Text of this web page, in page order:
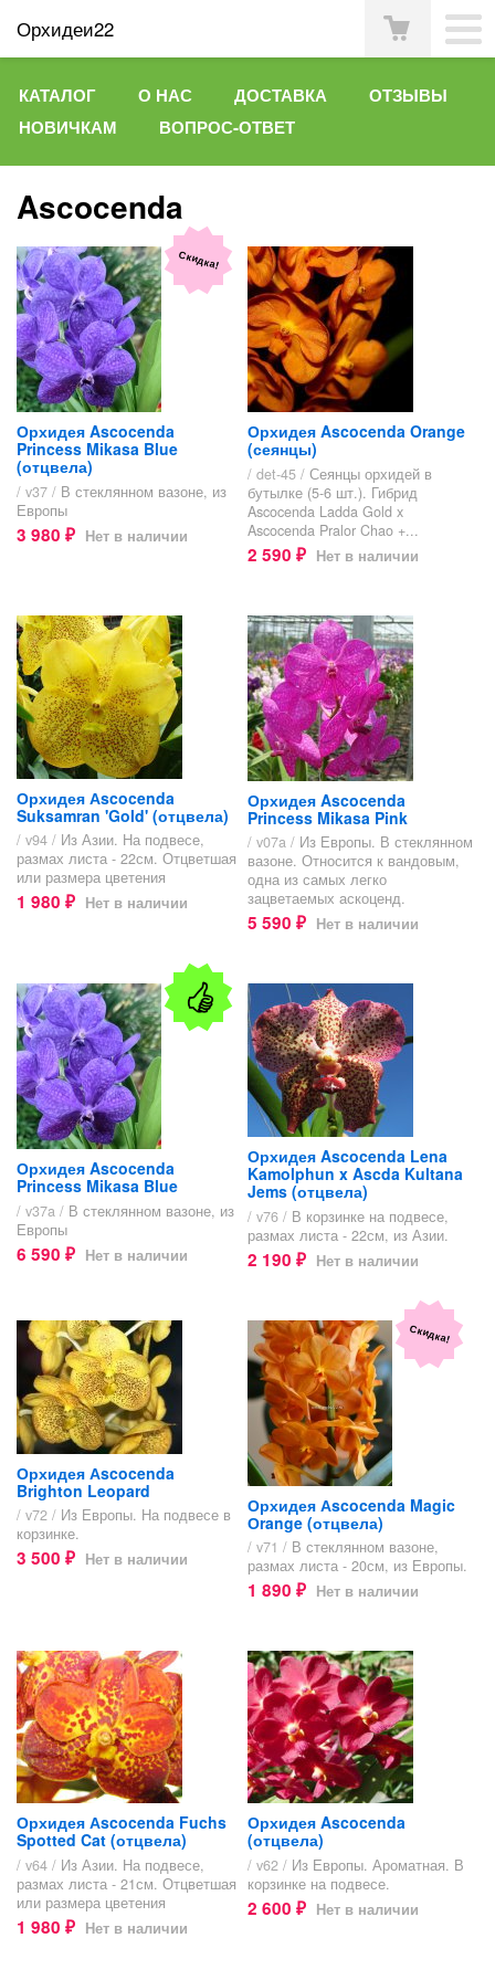
Орхидеи22
КАТАЛОГ О НАС ДОСТАВКА
ОТЗЫВЫ
НОВИЧКАМ
ВОПРОС-ОТВЕТ
Ascocenda
Скидка!
Орхидея Ascocenda
Princess Mikasa Blue
(отцвела)
/ v37 / В стеклянном вазоне, из
Европы
3 980 ₽ Нет в наличии
Орхидея Ascocenda Orange
(сеянцы)
/ det-45 / Сеянцы орхидей в
бутылке (5-6 шт.). Гибрид
Ascocenda Ladda Gold x
Ascocenda Pralor Chao +...
2 590 ₽ Нет в наличии
Орхидея Аscocenda
Suksamran 'Gold' (отцвела)
/ v94 / Из Азии. На подвесе,
размах листа - 22см. Отцветшая
или размера цветения
1 980 ₽ Нет в наличии
Орхидея Ascocenda
Princess Mikasa Pink
/ v07a / Из Европы. В стеклянном
вазоне. Относится к вандовым,
одна из самых легко
зацветаемых аскоценд.
5 590 ₽ Нет в наличии
Орхидея Ascocenda
Princess Mikasa Blue
/ v37a / В стеклянном вазоне, из
Европы
6 590 ₽ Нет в наличии
Орхидея Ascocenda Lena
Kamolphun x Ascda Kultana
Jems (отцвела)
/ v76 / В корзинке на подвесе,
размах листа - 22см, из Азии.
2 190 ₽ Нет в наличии
Орхидея Аscocenda
Brighton Leopard
/ v72 / Из Европы. На подвесе в
корзинке.
3 500 ₽ Нет в наличии
Скидка!
Орхидея Аscocenda Magic
Оrange (отцвела)
/ v71 / В стеклянном вазоне,
размах листа - 20см, из Европы.
1 890 ₽ Нет в наличии
Орхидея Аscocenda Fuchs
Spotted Cat (отцвела)
/ v64 / Из Азии. На подвесе,
размах листа - 21см. Отцветшая
или размера цветения
1 980 ₽ Нет в наличии
Орхидея Ascocenda
(отцвела)
/ v62 / Из Европы. Ароматная. В
корзинке на подвесе.
2 600 ₽ Нет в наличии